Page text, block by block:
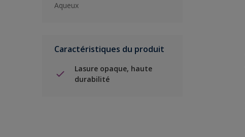
Aqueux
Caractéristiques du produit
Lasure opaque, haute
durabilité